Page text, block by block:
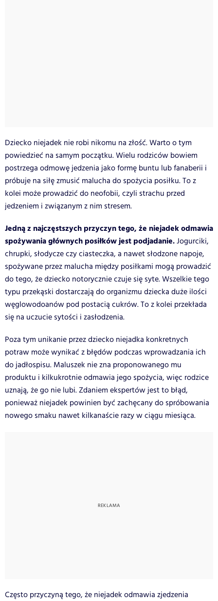
Dziecko niejadek nie robi nikomu na złość. Warto o tym
powiedzieć na samym początku. Wielu rodziców bowiem
postrzega odmowę jedzenia jako formę buntu lub fanaberii i
próbuje na siłę zmusić malucha do spożycia posiłku. To z
kolei może prowadzić do neofobii, czyli strachu przed
jedzeniem i związanym z nim stresem.
Jedną z najczęstszych przyczyn tego, że niejadek odmawia
spożywania głównych posiłków jest podjadanie.Jogurciki,
chrupki, słodycze czy ciasteczka, a nawet słodzone napoje,
spożywane przez malucha między posiłkami mogą prowadzić
do tego, że dziecko notorycznie czuje się syte. Wszelkie tego
typu przekąski dostarczają do organizmu dziecka duże ilości
węglowodoanów pod postacią cukrów. To z kolei przekłada
się na uczucie sytości i zasłodzenia.
Poza tym unikanie przez dziecko niejadka konkretnych
potraw może wynikać z błędów podczas wprowadzania ich
do jadłospisu. Maluszek nie zna proponowanego mu
produktu i kilkukrotnie odmawia jego spożycia, więc rodzice
uznają, że go nie lubi. Zdaniem ekspertów jest to błąd,
ponieważ niejadek powinien być zachęcany do spróbowania
nowego smaku nawet kilkanaście razy w ciągu miesiąca.
Często przyczyną tego, że niejadek odmawia zjedzenia